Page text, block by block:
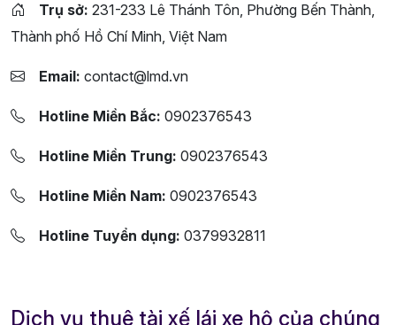
Trụ sở: 231-233 Lê Thánh Tôn, Phường Bến Thành,
Thành phố Hồ Chí Minh, Việt Nam
Email: contact@lmd.vn
Hotline Miền Bắc: 0902376543
Hotline Miền Trung: 0902376543
Hotline Miền Nam: 0902376543
Hotline Tuyển dụng: 0379932811
Dịch vụ thuê tài xế lái xe hộ của chúng